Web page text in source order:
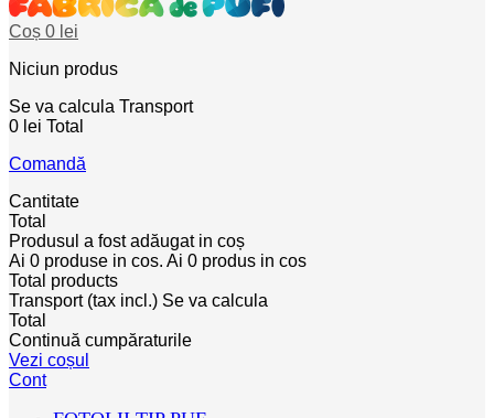
Coș 0 lei
Niciun produs
Se va calcula Transport
0 lei Total
Comandă
Cantitate
Total
Produsul a fost adăugat in coș
Ai 0 produse in cos. Ai 0 produs in cos
Total products
Transport (tax incl.) Se va calcula
Total
Continuă cumpăraturile
Vezi coșul
Cont